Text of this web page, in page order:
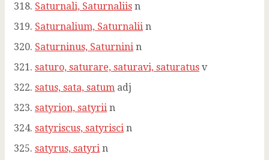
Saturnali, Saturnaliis n
Saturnalium, Saturnalii n
Saturninus, Saturnini n
saturo, saturare, saturavi, saturatus v
satus, sata, satum adj
satyrion, satyrii n
satyriscus, satyrisci n
satyrus, satyri n